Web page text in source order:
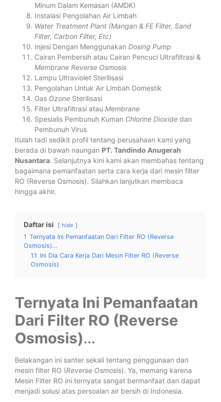
Minum Dalam Kemasan (AMDK)
Instalasi Pengolahan Air Limbah
Water Treatment Plant (Mangan & FE Filter, Sand
Filter, Carbon Filter, Etc)
Injesi Dengan Menggunakan Dosing Pump
Cairan Pembersih atau Cairan Pencuci Ultrafiltrasi &
Membrane Reverse Osmosis
Lampu Ultraviolet Sterilisasi
Pengolahan Untuk Air Limbah Domestik
Gas Ozone Sterilisasi
Filter Ultrafiltrasi atau Membrane
Spesialis Pembunuh Kuman Chlorine Dioxide dan
Pembunuh Virus
Itulah tadi sedikit profil tentang perusahaan kami yang
berada di bawah naungan PT. Tandindo Anugerah
Nusantara. Selanjutnya kini kami akan membahas tentang
bagaimana pemanfaatan serta cara kerja dari mesin filter
RO (Reverse Osmosis). Silahkan lanjutkan membaca
hingga akhir.
Daftar isi hide
1 Ternyata Ini Pemanfaatan Dari Filter RO (Reverse
Osmosis)…
1.1 Ini Dia Cara Kerja Dari Mesin Filter RO (Reverse
Osmosis)
Ternyata Ini Pemanfaatan
Dari Filter RO (Reverse
Osmosis)…
Belakangan ini santer sekali tentang penggunaan dari
mesin filter RO (Reverse Osmosis). Ya, memang karena
Mesin Filter RO ini ternyata sangat bermanfaat dan dapat
menjadi solusi atas persoalan air bersih di Indonesia.